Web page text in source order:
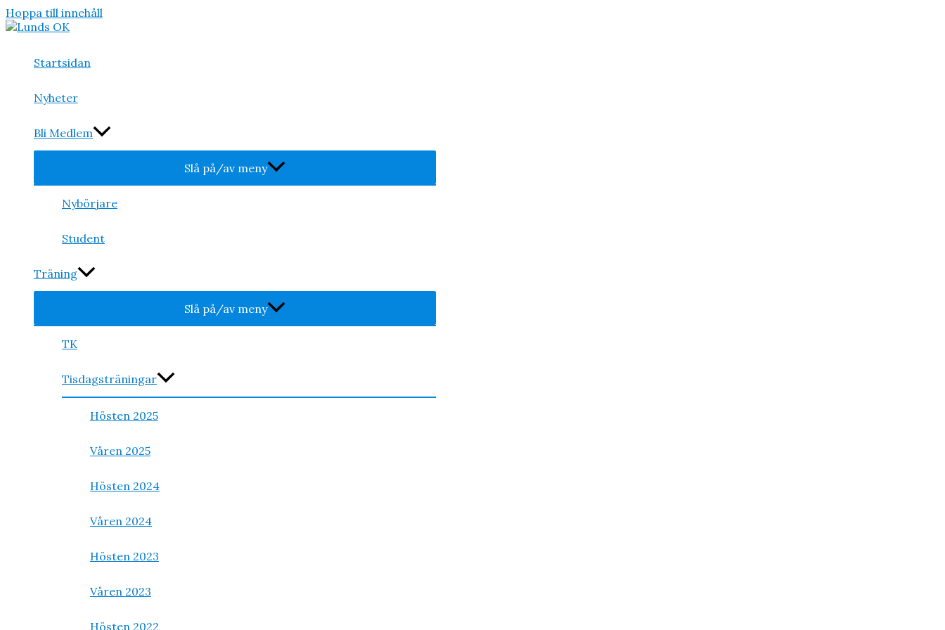
Hoppa till innehåll
Startsidan
Nyheter
Bli Medlem
Slå på/av meny
Nybörjare
Student
Träning
Slå på/av meny
TK
Tisdagsträningar
Hösten 2025
Våren 2025
Hösten 2024
Våren 2024
Hösten 2023
Våren 2023
Hösten 2022